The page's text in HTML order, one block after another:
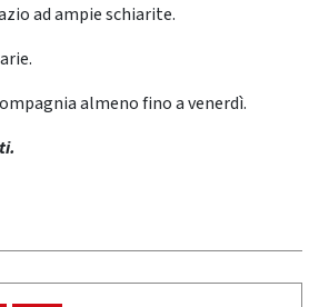
ad ampie schiarite.
almeno fino a venerdì.